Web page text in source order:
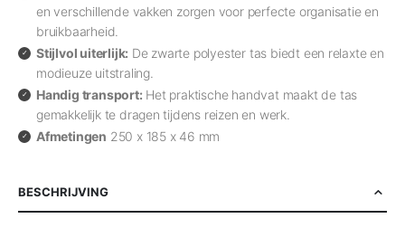
en verschillende vakken zorgen voor perfecte organisatie en
bruikbaarheid.
Stijlvol uiterlijk: De zwarte polyester tas biedt een relaxte en
modieuze uitstraling.
Handig transport: Het praktische handvat maakt de tas
gemakkelijk te dragen tijdens reizen en werk.
Afmetingen 250 x 185 x 46 mm
BESCHRIJVING